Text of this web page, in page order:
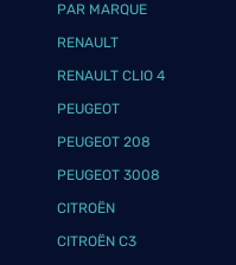
PAR MARQUE
RENAULT
RENAULT CLIO 4
PEUGEOT
PEUGEOT 208
PEUGEOT 3008
CITROËN
CITROËN C3